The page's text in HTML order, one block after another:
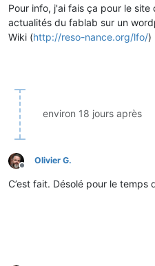
Pour info, j'ai fais ça pour le
actualités du fablab sur un
Wiki (http://reso-nance.org/lfo/)
environ 18 jours après
Hors-ligne
Olivier G.
C’est fait. Désolé pour le temps